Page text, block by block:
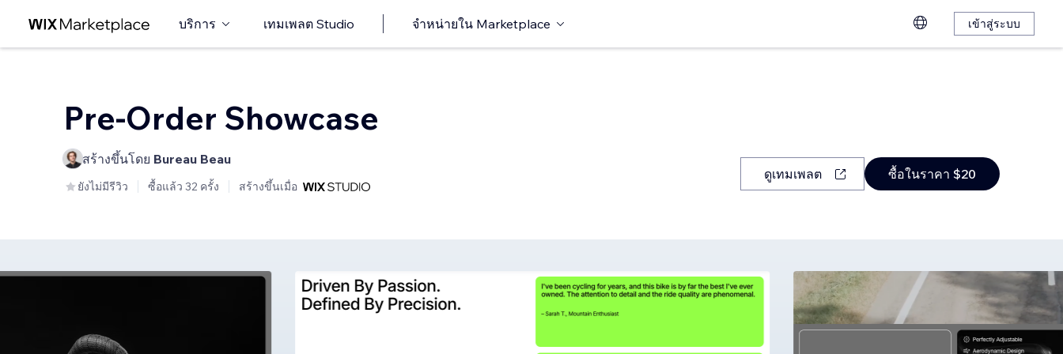
บริการ เทมเพลต Studio จำหน่ายใน Marketplace เข้าสู่ระบบ
Pre-Order Showcase
สร้างขึ้นโดย Bureau Beau
ยังไม่มีรีวิว ซื้อแล้ว 32 ครั้ง สร้างขึ้นเมื่อ
ดูเทมเพลต ซื้อในราคา $20